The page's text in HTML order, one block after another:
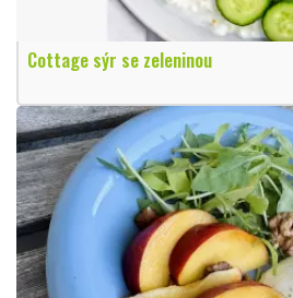
Cottage sýr se zeleninou